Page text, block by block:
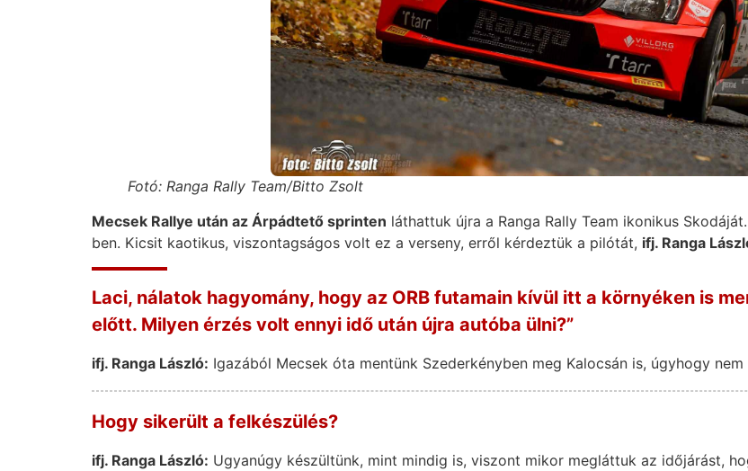
Fotó: Ranga Rally Team/Bitto Zsolt
Mecsek Rallye után az Árpádtető sprinten láthattuk újra a Ranga Rally Team ikonikus
ben. Kicsit kaotikus, viszontagságos volt ez a verseny, erről kérdeztük a pilótát, ifj. Ranga
Laci, nálatok hagyomány, hogy az ORB futamain kívül itt a környéken is
előtt. Milyen érzés volt ennyi idő után újra autóba ülni?”
ifj. Ranga László: Igazából Mecsek óta mentünk Szederkényben meg Kalocsán is, úgyhogy
Hogy sikerült a felkészülés?
ifj. Ranga László: Ugyanúgy készültünk, mint mindig is, viszont mikor megláttuk az időjárást,